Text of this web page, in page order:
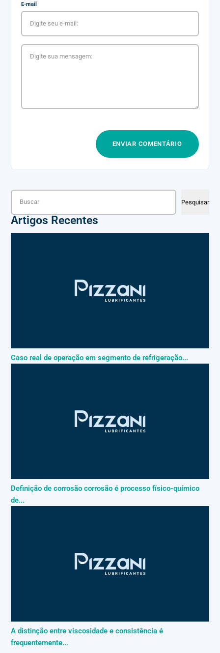
E-mail
Pesquisar
Artigos Recentes
Caso real de operação em segmento de refrigeração...
Definição de corrosão corrosão é processo físico-químico
de...
A distinção entre viscosidade e consistência é
frequentemente...